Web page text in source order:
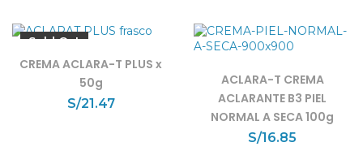
Sold Out
CREMA ACLARA-T PLUS x
50g
S/21.47
ACLARA-T CREMA
ACLARANTE B3 PIEL
NORMAL A SECA 100g
S/16.85